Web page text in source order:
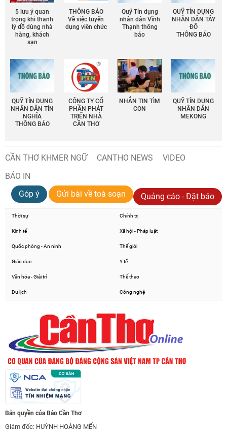
5 lưu ý quan
trọng khi thanh
lý đồ dùng nhà
hàng, khách
sạn
THÔNG BÁO
Về việc tuyển
dụng viên chức
Quỹ Tín dụng
nhân dân Vĩnh
Thạnh thông
báo
QUỸ TÍN DỤNG
NHÂN DÂN TÂY
ĐÔ
THÔNG BÁO
QUỸ TÍN DỤNG
NHÂN DÂN TÍN
NGHĨA
THÔNG BÁO
CÔNG TY CỔ
PHẦN PHÁT
TRIỂN NHÀ
CẦN THƠ
NHẮN TIN TÌM
CON
QUỸ TÍN DỤNG
NHÂN DÂN
MEKONG
CẦN THƠ KHMER NGỮ CANTHO NEWS
VIDEO
BÁO IN
Góp ý
Gửi bài về toà soạn Quảng cáo - Đặt báo
Thời sự Chính trị
Kinh tế Xã hội - Pháp luật
Quốc phòng - An ninh Thế giới
Giáo dục Y tế
Văn hóa - Giải trí Thể thao
Du lịch Công nghệ
Bản quyền của Báo Cần Thơ
Giám đốc: HUỲNH HOÀNG MẾN